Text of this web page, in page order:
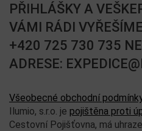
PŘIHLÁŠKY A
VÁMI RÁDI
+420 725 730 735
ADRESE:
Všeobecné obchodní
Ilumio, s.r.o. je pojištěna proti
Cestovní Pojišťovna, má